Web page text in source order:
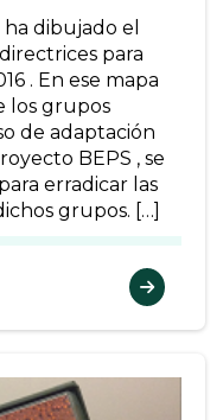
dibujado el
para
. En ese mapa
los grupos
de adaptación
BEPS , se
erradicar las
grupos. […]